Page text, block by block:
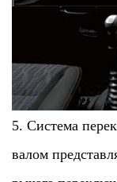
5. Система
валом